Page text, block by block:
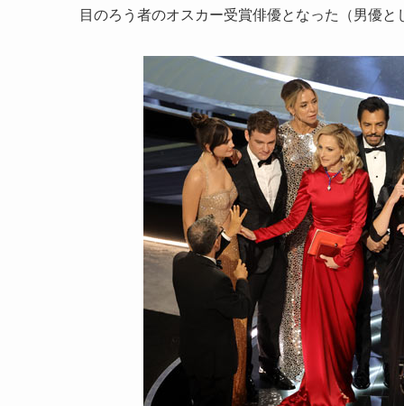
目のろう者のオスカー受賞俳優となった（男優と